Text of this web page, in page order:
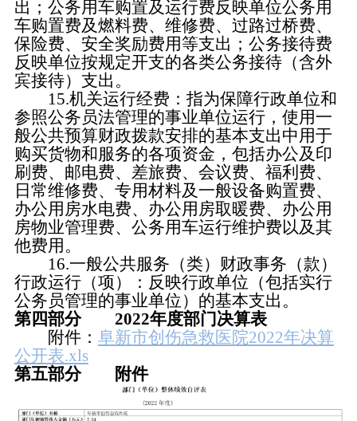
出；公务用车购置及运行费反映单位公务用
车购置费及燃料费、维修费、过路过桥费、
保险费、安全奖励费用等支出；公务接待费
反映单位按规定开支的各类公务接待（含外
宾接待）支出。
15.机关运行经费：指为保障行政单位和
参照公务员法管理的事业单位运行，使用一
般公共预算财政拨款安排的基本支出中用于
购买货物和服务的各项资金，包括办公及印
刷费、邮电费、差旅费、会议费、福利费、
日常维修费、专用材料及一般设备购置费、
办公用房水电费、办公用房取暖费、办公用
房物业管理费、公务用车运行维护费以及其
他费用。
16.一般公共服务（类）财政事务（款）
行政运行（项）：反映行政单位（包括实行
公务员管理的事业单位）的基本支出。
第四部分 2022年度部门决算表
附件： 阜新市创伤急救医院2022年决算
公开表.xls
第五部分 附件